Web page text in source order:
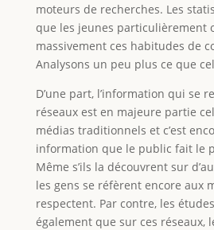
moteurs de recherches. Les
que les jeunes particulièrement
massivement ces habitudes de
Analysons un peu plus ce que
D’une part, l’information qui se
réseaux est en majeure partie
médias traditionnels et c’est
information que le public fait le
Même s’ils la découvrent sur
les gens se réfèrent encore aux
respectent. Par contre, les
également que sur ces réseaux,